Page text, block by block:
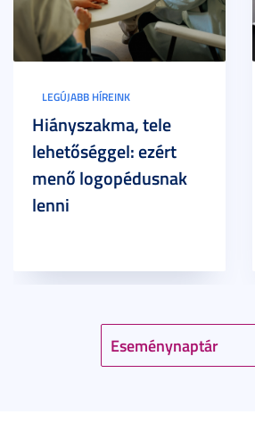
Eseménynaptár
LEGÚJABB HÍREINK
Hiányszakma, tele
lehetőséggel: ezért
menő logopédusnak
lenni